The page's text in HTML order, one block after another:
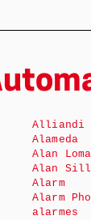
Alliandi
Alameda
Alan
Alan
Alarm
Alarm
alarmes